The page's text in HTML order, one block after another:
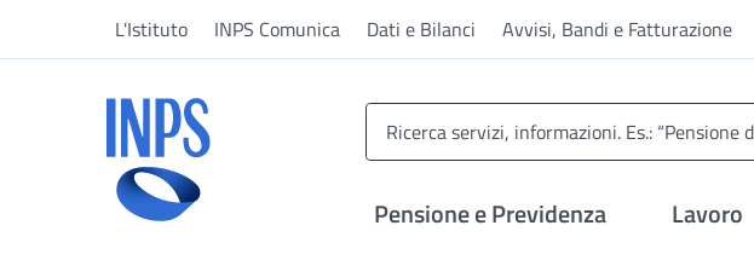
L'Istituto INPS Comunica Dati e Bilanci Avvisi, Bandi e Fatturazione
Pensione e Previdenza Lavoro